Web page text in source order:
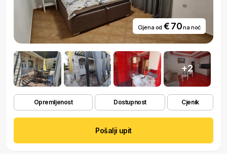
Cijena od € 70na noć
+2
Opremljenost Dostupnost Cjenik
Pošalji upit